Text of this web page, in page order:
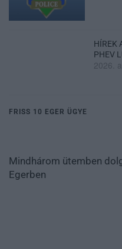
HÍREK
PHEV
2026.
FRISS 10 EGER ÜGYE
Mindhárom ütemben
Egerben